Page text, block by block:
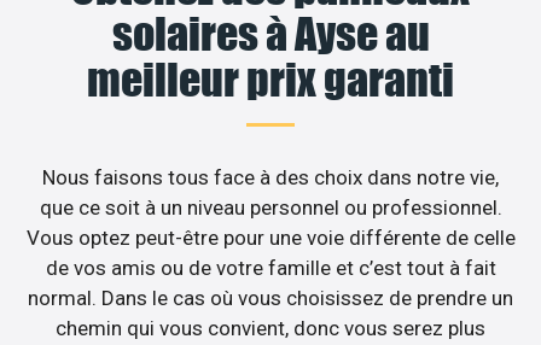
solaires à Ayse au
meilleur prix garanti
Nous faisons tous face à des choix dans notre vie,
que ce soit à un niveau personnel ou professionnel.
Vous optez peut-être pour une voie différente de celle
de vos amis ou de votre famille et c’est tout à fait
normal. Dans le cas où vous choisissez de prendre un
chemin qui vous convient, donc vous serez plus